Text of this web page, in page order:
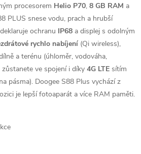
procesorem Helio P70, 8 GB RAM a
PLUS snese vodu, prach a hrubší
ochranu IP68 a displej s odolným
rychlo nabíjení (Qi wireless),
a terénu (úhloměr, vodováha,
ve spojení i díky 4G LTE sítím
pásma). Doogee S88 Plus vychází z
je lepší fotoaparát a více RAM paměti.